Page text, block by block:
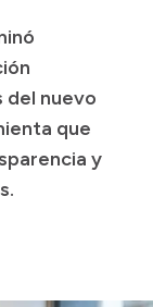
del nuevo
que
y